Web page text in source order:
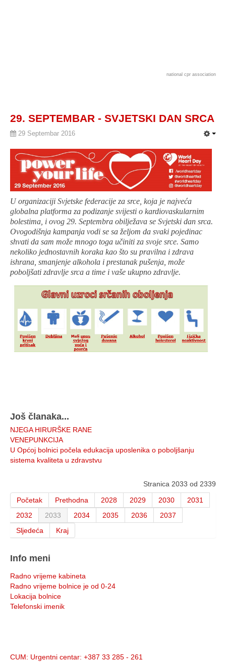
national cpr association
29. SEPTEMBAR - SVJETSKI DAN SRCA
29 Septembar 2016
U organizaciji Svjetske federacije za srce, koja je najveća
globalna platforma za podizanje svijesti o kardiovaskularnim
bolestima, i ovog 29. Septembra obilježava se Svjetski dan srca.
Ovogodišnja kampanja vodi se sa željom da svaki pojedinac
shvati da sam može mnogo toga učiniti za svoje srce. Samo
nekoliko jednostavnih koraka kao što su pravilna i zdrava
ishrana, smanjenje alkohola i prestanak pušenja, može
poboljšati zdravlje srca a time i vaše ukupno zdravlje.
Još članaka...
NJEGA HIRURŠKE RANE
VENEPUNKCIJA
U Općoj bolnici počela edukacija uposlenika o poboljšanju
sistema kvaliteta u zdravstvu
Stranica 2033 od 2339
Početak
Prethodna 2028 2029 2030
2031
2032
2033 2034 2035 2036
2037
Sljedeća
Kraj
Info meni
Radno vrijeme kabineta
Radno vrijeme bolnice je od 0-24
Lokacija bolnice
Telefonski imenik
CUM: Urgentni centar: +387 33 285 - 261